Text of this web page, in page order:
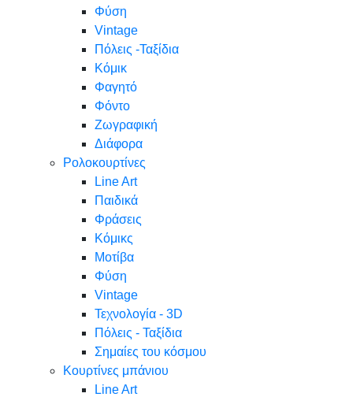
Φύση
Vintage
Πόλεις -Ταξίδια
Κόμικ
Φαγητό
Φόντο
Ζωγραφική
Διάφορα
Ρολοκουρτίνες
Line Art
Παιδικά
Φράσεις
Κόμικς
Μοτίβα
Φύση
Vintage
Τεχνολογία - 3D
Πόλεις - Ταξίδια
Σημαίες του κόσμου
Κουρτίνες μπάνιου
Line Art